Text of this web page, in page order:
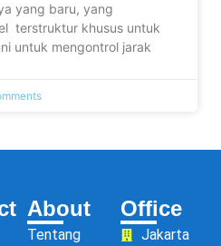
yang baru, yang
terstruktur khusus untuk
untuk mengontrol jarak
About
Tentang
Office
Jakarta